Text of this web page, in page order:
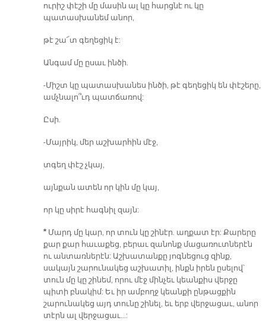
ուրիշ փէշի մը մասին ալ կը հարցնէ ու կը
պատասխանեմ անոր,
թէ շա՜տ գեղեցիկ է:
Անգամ մը ըսաւ ինծի.
-Միշտ կը պատասխանես ինծի, թէ գեղեցիկ են փէշերը,
ամչնալո՞ւդ պատճառով:
Ըսի.
-Մայրիկ, մեր աշխարհին մէջ,
տգեղ փէշ չկայ,
այնքան ատեն որ կին մը կայ,
որ կը սիրէ հագնիլ զայն:
*Մարդ մը կար, որ տուն կը շինէր. աղքատ էր: Քարերը
քար քար հաւաքեց, բերաւ զանոնք մացառուտներէն
ու անտառներէն: Աշխատանքը յոգնեցուց զինք,
սակայն շարունակեց աշխատիլ, ինքն իրեն ըսելով՝
տուն մը կը շինեմ, որու մէջ մինչեւ կեանքիս վերջը
պիտի բնակիմ: Եւ իր ամբողջ կեանքի ընթացքին
շարունակեց այդ տունը շինել, եւ երբ վերջացաւ, անոր
տէրն ալ վերջացաւ…: